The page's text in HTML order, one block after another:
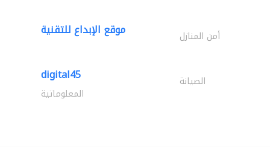
موقع الإبداع للتقنية أمن المنازل
digital45 الصيانة
المعلوماتية